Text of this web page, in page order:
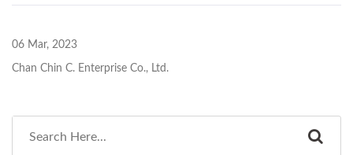
06 Mar, 2023
Chan Chin C. Enterprise Co., Ltd.